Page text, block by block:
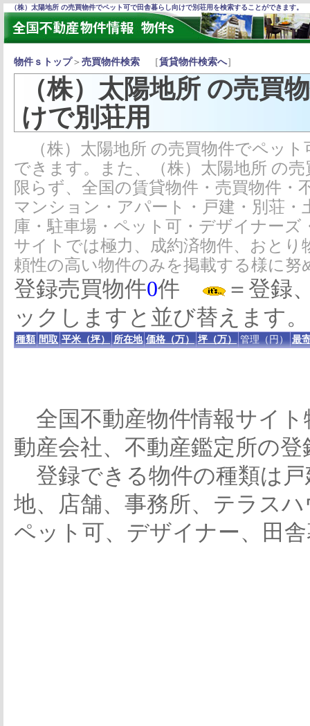
（株）太陽地所 の売買物件でペット可で田舎暮らし向けで別荘用を検索することができます。
物件ｓトップ＞ 売買物件検索 ［賃貸物件検索へ］
（株）太陽地所 の売買
けで別荘用
（株）太陽地所 の売買物件でペッ
できます。また、（株）太陽地所 の
限らず、全国の賃貸物件・売買物件・
マンション・アパート・戸建・別荘
庫・駐車場・ペット可・デザイナー
サイトでは極力、成約済物件、おと
頼性の高い物件のみを掲載する様に努
登録売買物件0件
＝登録
ックしますと並び替えます。
種類 間取 平米（坪） 所在地 価格（万） 坪（万） 管理（円） 最
全国不動産物件情報サイト
動産会社、不動産鑑定所の
登録できる物件の種類は
地、店舗、事務所、テラス
ペット可、デザイナー、田